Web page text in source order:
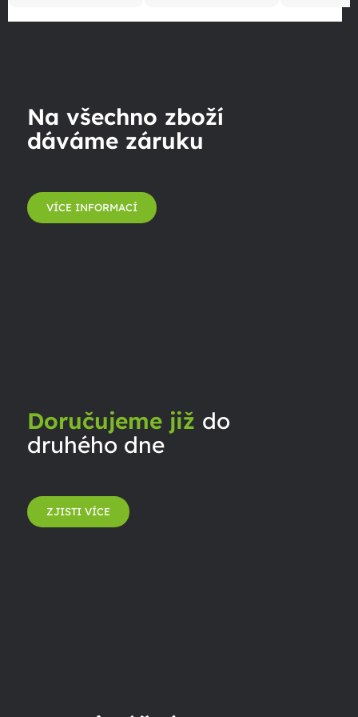
Na všechno zboží
dáváme záruku
VÍCE INFORMACÍ
Doručujeme již do
druhého dne
ZJISTI VÍCE